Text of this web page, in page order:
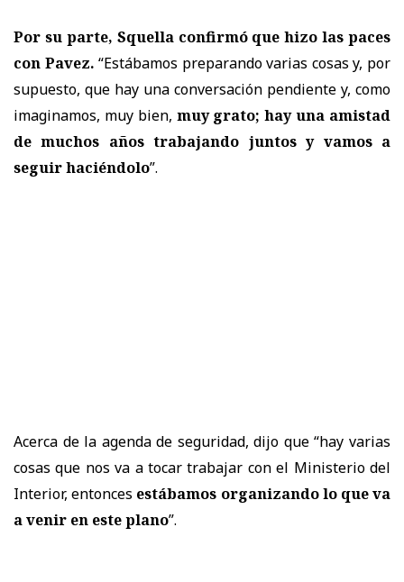
Por su parte, Squella confirmó que hizo las paces
con Pavez. “Estábamos preparando varias cosas y, por
supuesto, que hay una conversación pendiente y, como
imaginamos, muy bien, muy grato; hay una amistad
de muchos años trabajando juntos y vamos a
seguir haciéndolo”.
Acerca de la agenda de seguridad, dijo que “hay varias
cosas que nos va a tocar trabajar con el Ministerio del
Interior, entonces estábamos organizando lo que va
a venir en este plano”.